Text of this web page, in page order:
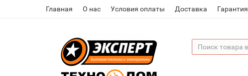
Главная О нас Условия оплаты Доставка Гарантия